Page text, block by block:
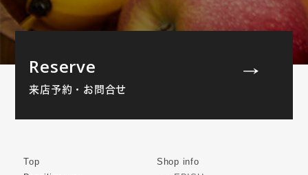
Reserve
来店予約・お問合せ
Top
Shop info